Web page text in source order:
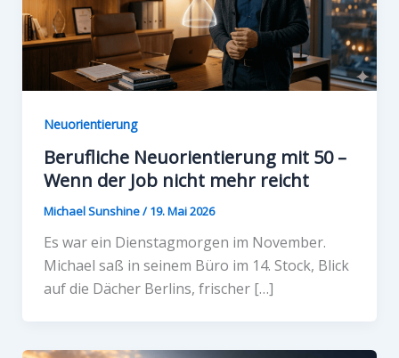
Neuorientierung
Berufliche Neuorientierung mit 50 –
Wenn der Job nicht mehr reicht
Michael Sunshine/19. Mai 2026
Es war ein Dienstagmorgen im November.
Michael saß in seinem Büro im 14. Stock, Blick
auf die Dächer Berlins, frischer […]